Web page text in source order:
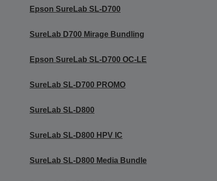
Epson SureLab SL-D700
SureLab D700 Mirage Bundling
Epson SureLab SL-D700 OC-LE
SureLab SL-D700 PROMO
SureLab SL-D800
SureLab SL-D800 HPV IC
SureLab SL-D800 Media Bundle